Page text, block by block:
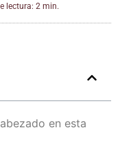
lectura: 2 min.
en esta